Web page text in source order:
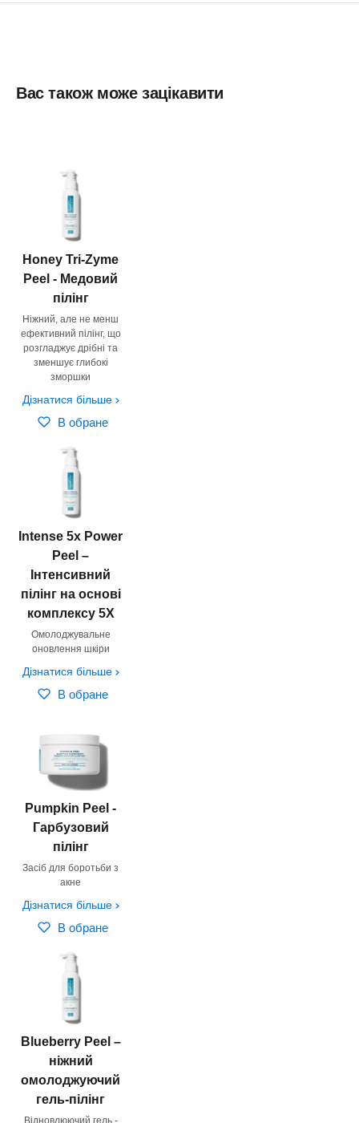
Вас також може зацікавити
Honey Tri-Zyme
Peel - Медовий
пілінг
Ніжний, але не менш
ефективний пілінг, що
розгладжує дрібні та
зменшує глибокі
зморшки
Дізнатися більше
В обране
Intense 5x Power
Peel –
Інтенсивний
пілінг на основі
комплексу 5Х
Омолоджувальне
оновлення шкіри
Дізнатися більше
В обране
Pumpkin Peel -
Гарбузовий
пілінг
Засіб для боротьби з
акне
Дізнатися більше
В обране
Blueberry Peel –
ніжний
омолоджуючий
гель-пілінг
Відновлюючий гель -